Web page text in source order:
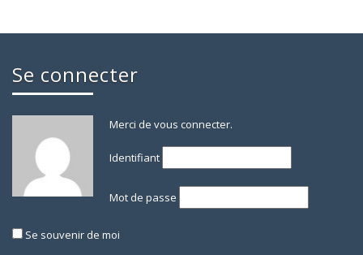
Se connecter
Merci de vous connecter.
Identifiant
Mot de passe
Se souvenir de moi